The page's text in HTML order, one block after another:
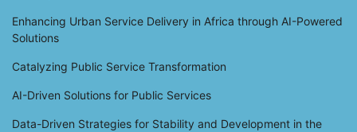
Enhancing Urban Service Delivery in Africa through AI-Powered
Solutions
Catalyzing Public Service Transformation
AI-Driven Solutions for Public Services
Data-Driven Strategies for Stability and Development in the